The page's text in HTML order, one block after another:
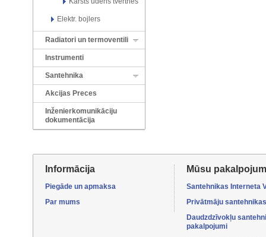
Elektr. bojlers
Radiatori un termoventili
Instrumenti
Santehnika
Akcijas Preces
Inženierkomunikāciju
dokumentācija
Informācija
Piegāde un apmaksa
Par mums
Mūsu
Santehnikas Interneta
Privātmāju
Daudzdzīvokļu
pakalpojumi